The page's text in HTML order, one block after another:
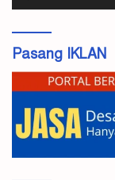
Pasang IKLAN